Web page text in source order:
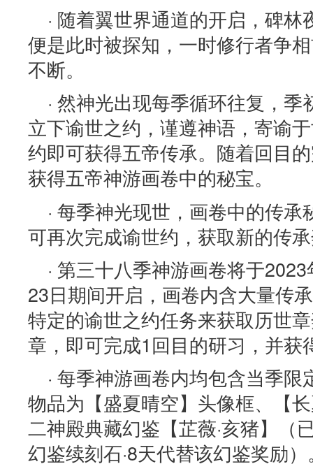
· 随着翼世界通道的开启，碑
便是此时被探知，一时修行者争
不断。
· 然神光出现每季循环往复，
立下谕世之约，谨遵神语，寄谕
约即可获得五帝传承。随着回目
获得五帝神游画卷中的秘宝。
· 每季神光现世，画卷中的传
可再次完成谕世约，获取新的传
· 第三十八季神游画卷将于
23日期间开启，画卷内含大量传
特定的谕世之约任务来获取历世
章，即可完成1回目的研习，并获
· 每季神游画卷内均包含当季
物品为【盛夏晴空】头像框、【
二神殿典藏幻鉴【芷薇·亥猪】（
幻鉴续刻石·8天代替该幻鉴奖励）